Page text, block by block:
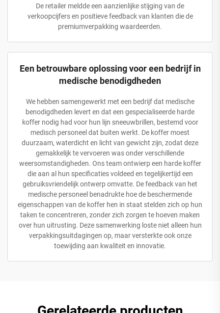
De retailer meldde een aanzienlijke stijging van de
verkoopcijfers en positieve feedback van klanten die de
premiumverpakking waardeerden.
Een betrouwbare oplossing voor een bedrijf in
medische benodigdheden
We hebben samengewerkt met een bedrijf dat medische
benodigdheden levert en dat een gespecialiseerde harde
koffer nodig had voor hun lijn sneeuwbrillen, bestemd voor
medisch personeel dat buiten werkt. De koffer moest
duurzaam, waterdicht en licht van gewicht zijn, zodat deze
gemakkelijk te vervoeren was onder verschillende
weersomstandigheden. Ons team ontwierp een harde koffer
die aan al hun specificaties voldeed en tegelijkertijd een
gebruiksvriendelijk ontwerp omvatte. De feedback van het
medische personeel benadrukte hoe de beschermende
eigenschappen van de koffer hen in staat stelden zich op hun
taken te concentreren, zonder zich zorgen te hoeven maken
over hun uitrusting. Deze samenwerking loste niet alleen hun
verpakkingsuitdagingen op, maar versterkte ook onze
toewijding aan kwaliteit en innovatie.